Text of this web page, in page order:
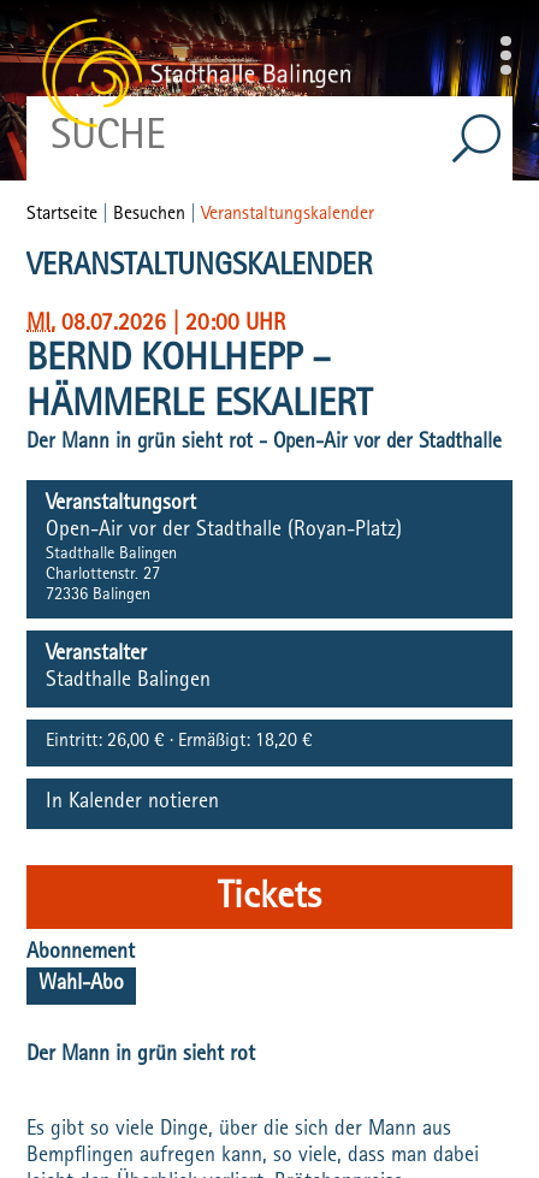
Startseite Besuchen |Veranstaltungskalender
VERANSTALTUNGSKALENDER
MI, 08.07.2026 20:00 UHR
BERND KOHLHEPP –
HÄMMERLE ESKALIERT
Der Mann in grün sieht rot - Open-Air vor der Stadthalle
Veranstaltungsort
Open-Air vor der Stadthalle (Royan-Platz)
Stadthalle Balingen
Charlottenstr. 27
72336 Balingen
Veranstalter
Stadthalle Balingen
Eintritt: 26,00 € · Ermäßigt: 18,20 €
In Kalender notieren
Tickets
Abonnement
Wahl-Abo
Der Mann in grün sieht rot
Es gibt so viele Dinge, über die sich der Mann aus
Bempflingen aufregen kann, so viele, dass man dabei